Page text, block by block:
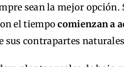
sean la mejor opción.
el tiempocomienzan a
sus contrapartes